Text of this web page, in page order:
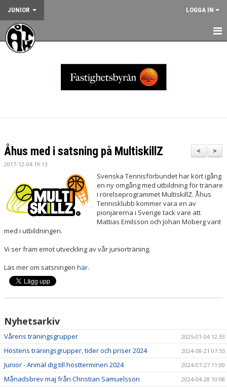
JUNIOR LOGGA IN
HEM
VÅRA TÄVLINGAR
KONTAKT
>
<
Åhus med i satsning på MultiskillZ
2017-12-04 19:13
Svenska Tennisförbundet har kört igång
en ny omgång med utbildning för tränare
i rörelseprogrammet MultiskillZ. Åhus
Tennisklubb kommer vara en av
pionjärerna i Sverige tack vare att
Mattias Emilsson och Johan Moberg varit
med i utbildningen.
Vi ser fram emot utveckling av vår juniorträning.
Läs mer om satsningen här.
Nyhetsarkiv
Vårens träningsgrupper 2025-01-04 12:33
Höstens träningsgrupper, tider och priser 2024 2024-08-21 07:55
Junior - Anmäl dig till höstterminen 2024 2024-07-27 11:00
Månadsbrev maj från Christian Samuelsson 2024-04-28 10:08